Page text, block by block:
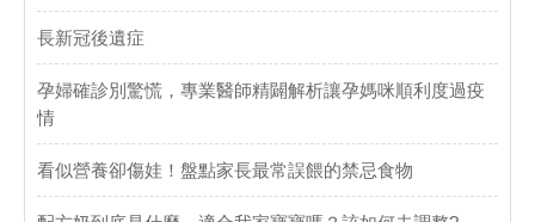
長新冠後遺症
孕婦確診別驚慌，專業醫師精闢解析讓孕媽咪順利度過疫
情
看似營養卻傷娃！盤點家長最常誤餵的禁忌食物